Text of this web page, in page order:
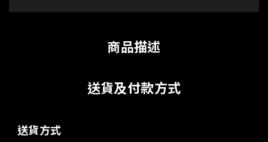
商品描述
送貨及付款方式
送貨方式